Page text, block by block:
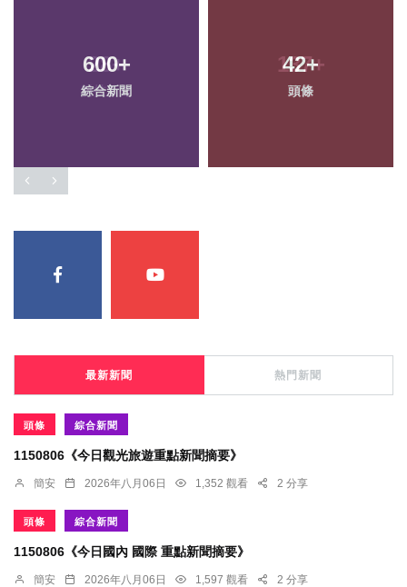
600+
綜合新聞
42+
頭條
最新新聞 熱門新聞
頭條 綜合新聞
1150806《今日觀光旅遊重點新聞摘要》
簡安 2026年八月06日 1,352 觀看 2 分享
頭條 綜合新聞
1150806《今日國內 國際 重點新聞摘要》
簡安 2026年八月06日 1,597 觀看 2 分享